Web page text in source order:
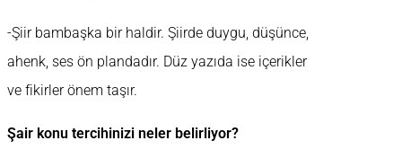
-Şiir bambaşka bir haldir. Şiirde duygu, düşünce,
ahenk, ses ön plandadır. Düz yazıda ise içerikler
ve fikirler önem taşır.
Şair konu tercihinizi neler belirliyor?